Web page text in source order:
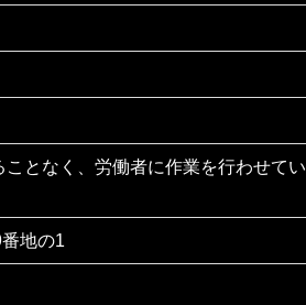
となく、労働者に作業を行わせてい
地の1